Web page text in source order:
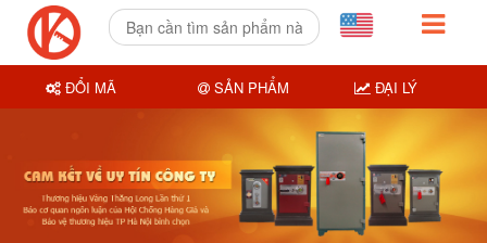
ĐỔI MÃ SẢN PHẨM ĐẠI LÝ